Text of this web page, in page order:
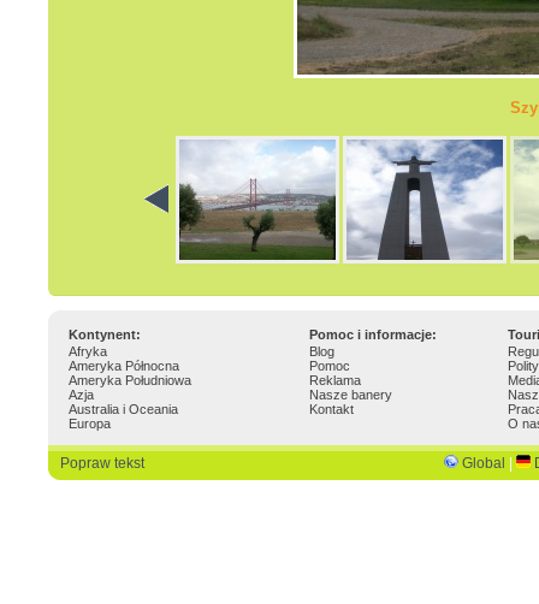
Kontynent: Pomoc i informacje:
Afryka
Ameryka Północna
Ameryka Południowa
Azja
Australia i Oceania
Europa
Blog
Pomoc
Reklama
Nasze banery
Kontakt
O
Popraw tekst Global